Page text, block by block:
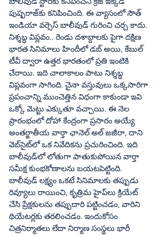
పుష్పరాజ్‌కు కనిపించింది. ఈ వ్యాసంలో సౌత్‌
ఇండియా వర్సెస్‌ బాలీవుడ్‌ గురించి చర్చ కాదు.
నిశ్శబ్ధ విప్లవం.. రెండు దశాబ్దాలకు పైగా దక్షిణ
భారత సినిమాలు హిందీలో డబ్‌ అయి, కేబుల్‌
టీవీ ద్వారా ఉత్తర భారతంలో ప్రతి ఇంటికి
చేరాయి. ఇది చాలాకాలం పాటు నిశ్శబ్ధ
విప్లవంగా సాగింది. చైనా వస్తువులు ఒక్కసారిగా
ప్రపంచాన్ని ముంచెత్తిన విధంగా కాకుండా ఇవి
ఒక్కో మెట్టు ఎక్కుతూ వచ్చాయి. ఈ నెల
ప్రారంభంలో దోహా కేంద్రంగా ప్రసారం అయ్యే
అంతర్జాతీయ వార్తా ఛానెల్‌ అల్‌ జజీరా, దాని
వెబ్‌సైట్‌లో ఒక నివేదికను ప్రచురించింది. ఇది
బాలీవుడ్‌లో లోతుగా పాతుకుపోయిన వార్తా
సమీక్ష కుంభకోణాలను బయటపెట్టింది.
బాలీవుడ్‌ లక్ష్యం ఒకటే సినిమాలకు తప్పుడు
రివ్యూలు రాయించి, కృత్రిమ హైప్‌లు క్రియేట్‌
చేసి ప్రేక్షకులను తప్పుదారి పట్టించడం, వారిని
థియేటర్లకు తరలించడం. ఇందుకోసం
చిత్రనిర్మాతలు లేదా నిర్మాణ సంస్థలు భారీ